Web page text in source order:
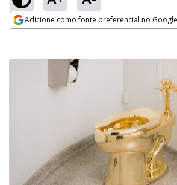
Adicione como fonte preferencial no Google